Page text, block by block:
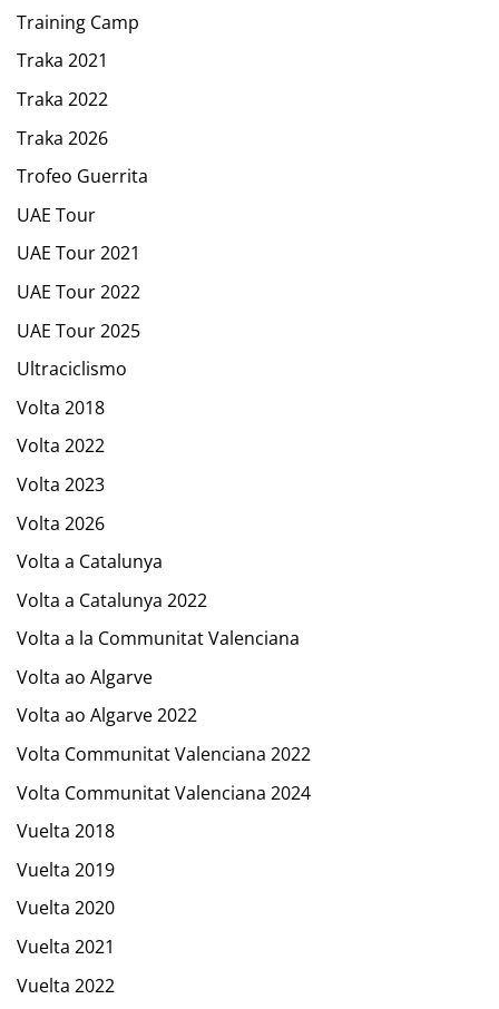
Training Camp
Traka 2021
Traka 2022
Traka 2026
Trofeo Guerrita
UAE Tour
UAE Tour 2021
UAE Tour 2022
UAE Tour 2025
Ultraciclismo
Volta 2018
Volta 2022
Volta 2023
Volta 2026
Volta a Catalunya
Volta a Catalunya 2022
Volta a la Communitat Valenciana
Volta ao Algarve
Volta ao Algarve 2022
Volta Communitat Valenciana 2022
Volta Communitat Valenciana 2024
Vuelta 2018
Vuelta 2019
Vuelta 2020
Vuelta 2021
Vuelta 2022